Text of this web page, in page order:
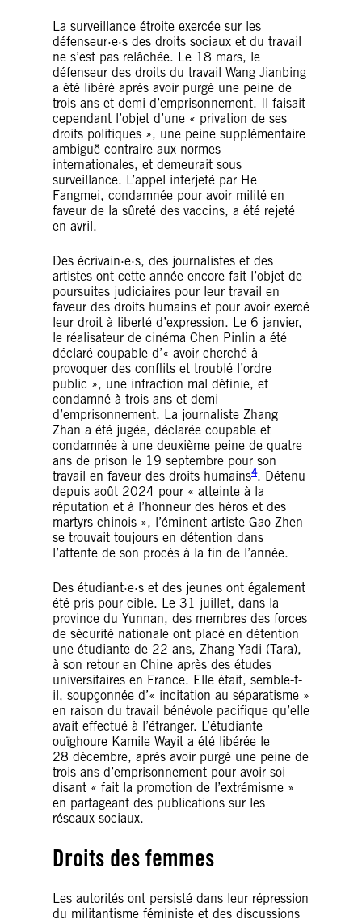
La surveillance étroite exercée sur les
défenseur·e·s des droits sociaux et du travail
ne s’est pas relâchée. Le 18 mars, le
défenseur des droits du travail Wang Jianbing
a été libéré après avoir purgé une peine de
trois ans et demi d’emprisonnement. Il faisait
cependant l’objet d’une « privation de ses
droits politiques », une peine supplémentaire
ambiguë contraire aux normes
internationales, et demeurait sous
surveillance. L’appel interjeté par He
Fangmei, condamnée pour avoir milité en
faveur de la sûreté des vaccins, a été rejeté
en avril.
Des écrivain·e·s, des journalistes et des
artistes ont cette année encore fait l’objet de
poursuites judiciaires pour leur travail en
faveur des droits humains et pour avoir exercé
leur droit à liberté d’expression. Le 6 janvier,
le réalisateur de cinéma Chen Pinlin a été
déclaré coupable d’« avoir cherché à
provoquer des conflits et troublé l’ordre
public », une infraction mal définie, et
condamné à trois ans et demi
d’emprisonnement. La journaliste Zhang
Zhan a été jugée, déclarée coupable et
condamnée à une deuxième peine de quatre
ans de prison le 19 septembre pour son
travail en faveur des droits humains4. Détenu
depuis août 2024 pour « atteinte à la
réputation et à l’honneur des héros et des
martyrs chinois », l’éminent artiste Gao Zhen
se trouvait toujours en détention dans
l’attente de son procès à la fin de l’année.
Des étudiant·e·s et des jeunes ont également
été pris pour cible. Le 31 juillet, dans la
province du Yunnan, des membres des forces
de sécurité nationale ont placé en détention
une étudiante de 22 ans, Zhang Yadi (Tara),
à son retour en Chine après des études
universitaires en France. Elle était, semble-t-
il, soupçonnée d’« incitation au séparatisme »
en raison du travail bénévole pacifique qu’elle
avait effectué à l’étranger. L’étudiante
ouïghoure Kamile Wayit a été libérée le
28 décembre, après avoir purgé une peine de
trois ans d’emprisonnement pour avoir soi-
disant « fait la promotion de l’extrémisme »
en partageant des publications sur les
réseaux sociaux.
Droits des femmes
Les autorités ont persisté dans leur répression
du militantisme féministe et des discussions